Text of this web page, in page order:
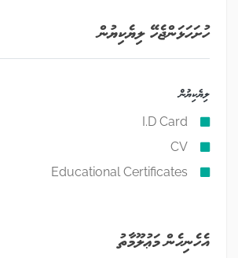
ހުށަހަޅަންޖެހޭ ލިޔެކިޔުން
ލިޔެކިޔުން
I.D Card
CV
Educational Certificates
އެހެނިހެން މަޢުލޫމާތު